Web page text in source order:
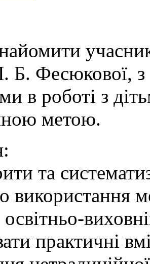
Б. Фесюкової,
в роботі з
метою.
та
використання
практичні